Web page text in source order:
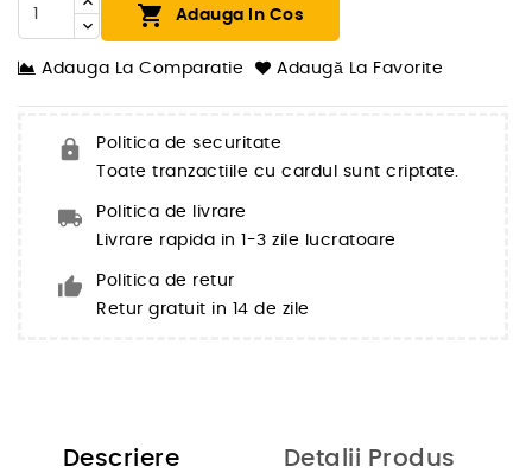
 Adauga In Cos
Adauga La Comparatie Adaugă La Favorite
Politica de securitate
Toate tranzactiile cu cardul sunt criptate.
Politica de livrare
Livrare rapida in 1-3 zile lucratoare
Politica de retur
Retur gratuit in 14 de zile
Descriere Detalii Produs